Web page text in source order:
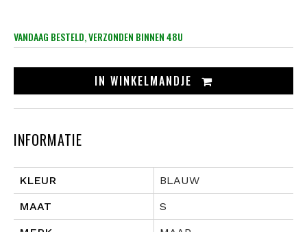
VANDAAG BESTELD, VERZONDEN BINNEN 48U
IN WINKELMANDJE
INFORMATIE
KLEUR
BLAUW
MAAT
S